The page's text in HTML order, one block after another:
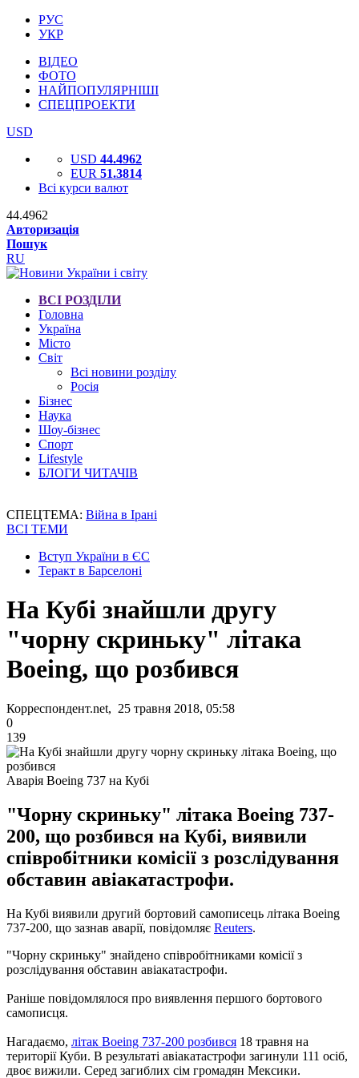
РУС
УКР
ВІДЕО
ФОТО
НАЙПОПУЛЯРНІШІ
СПЕЦПРОЕКТИ
USD
USD 44.4962
EUR 51.3814
Всі курси валют
44.4962
Авторизація
Пошук
RU
ВСІ РОЗДІЛИ
Головна
Україна
Місто
Світ
Всі новини розділу
Росія
Бізнес
Наука
Шоу-бізнес
Спорт
Lifestyle
БЛОГИ ЧИТАЧІВ
СПЕЦТЕМА: Війна в Ірані
ВСІ ТЕМИ
Вступ України в ЄС
Теракт в Барселоні
На Кубі знайшли другу
"чорну скриньку" літака
Boeing, що розбився
Корреспондент.net, 25 травня 2018, 05:58
0
139
Аварія Boeing 737 на Кубі
"Чорну скриньку" літака Boeing 737-
200, що розбився на Кубі, виявили
співробітники комісії з розслідування
обставин авіакатастрофи.
На Кубі виявили другий бортовий самописець літака Boeing
737-200, що зазнав аварії, повідомляє Reuters.
"Чорну скриньку" знайдено співробітниками комісії з
розслідування обставин авіакатастрофи.
Раніше повідомлялося про виявлення першого бортового
самописця.
Нагадаємо, літак Boeing 737-200 розбився 18 травня на
території Куби. В результаті авіакатастрофи загинули 111 осіб,
двоє вижили. Серед загиблих сім громадян Мексики.